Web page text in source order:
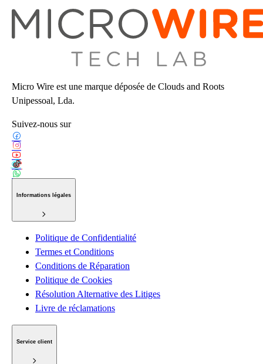
Micro Wire est une marque déposée de Clouds and Roots
Unipessoal, Lda.
Suivez-nous sur
Informations légales
Politique de Confidentialité
Termes et Conditions
Conditions de Réparation
Politique de Cookies
Résolution Alternative des Litiges
Livre de réclamations
Service client